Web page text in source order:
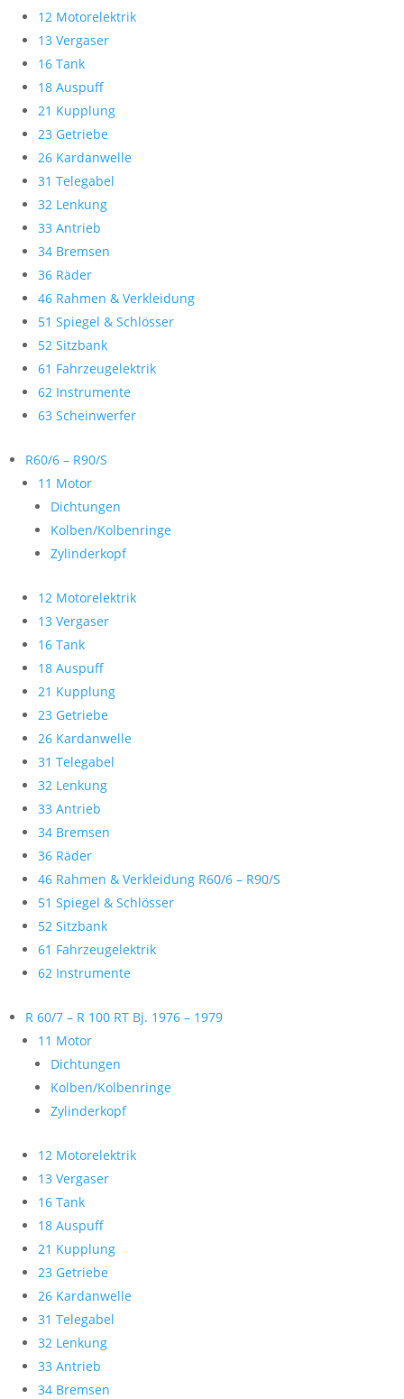
12 Motorelektrik
13 Vergaser
16 Tank
18 Auspuff
21 Kupplung
23 Getriebe
26 Kardanwelle
31 Telegabel
32 Lenkung
33 Antrieb
34 Bremsen
36 Räder
46 Rahmen & Verkleidung
51 Spiegel & Schlösser
52 Sitzbank
61 Fahrzeugelektrik
62 Instrumente
63 Scheinwerfer
R60/6 – R90/S
11 Motor
Dichtungen
Kolben/Kolbenringe
Zylinderkopf
12 Motorelektrik
13 Vergaser
16 Tank
18 Auspuff
21 Kupplung
23 Getriebe
26 Kardanwelle
31 Telegabel
32 Lenkung
33 Antrieb
34 Bremsen
36 Räder
46 Rahmen & Verkleidung R60/6 – R90/S
51 Spiegel & Schlösser
52 Sitzbank
61 Fahrzeugelektrik
62 Instrumente
R 60/7 – R 100 RT Bj. 1976 – 1979
11 Motor
Dichtungen
Kolben/Kolbenringe
Zylinderkopf
12 Motorelektrik
13 Vergaser
16 Tank
18 Auspuff
21 Kupplung
23 Getriebe
26 Kardanwelle
31 Telegabel
32 Lenkung
33 Antrieb
34 Bremsen